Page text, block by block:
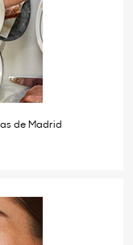
de Madrid